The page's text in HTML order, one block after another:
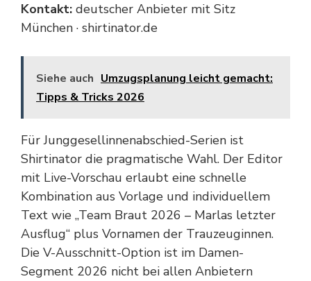
Kontakt: deutscher Anbieter mit Sitz
München · shirtinator.de
Siehe auch Umzugsplanung leicht gemacht:
Tipps & Tricks 2026
Für Junggesellinnenabschied-Serien ist
Shirtinator die pragmatische Wahl. Der Editor
mit Live-Vorschau erlaubt eine schnelle
Kombination aus Vorlage und individuellem
Text wie „Team Braut 2026 – Marlas letzter
Ausflug“ plus Vornamen der Trauzeuginnen.
Die V-Ausschnitt-Option ist im Damen-
Segment 2026 nicht bei allen Anbietern